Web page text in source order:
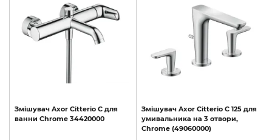
Змішувач Axor Citterio C для
ванни Chrome 34420000
Змішувач Axor Citterio C 125 для
умивальника на 3 отвори,
Chrome (49060000)